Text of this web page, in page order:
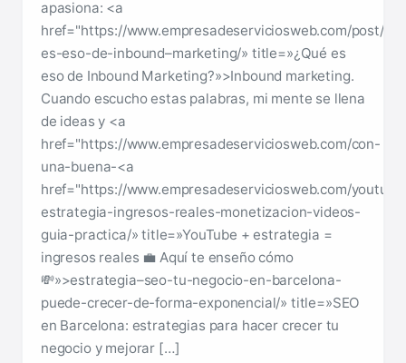
apasiona: <a
href="https://www.empresadeserviciosweb.com/post/
es-eso-de-inbound–marketing/» title=»¿Qué es
eso de Inbound Marketing?»>Inbound marketing.
Cuando escucho estas palabras, mi mente se llena
de ideas y <a
href="https://www.empresadeserviciosweb.com/con-
una-buena-<a
href="https://www.empresadeserviciosweb.com/
estrategia-ingresos-reales-monetizacion-videos-
guia-practica/» title=»YouTube + estrategia =
ingresos reales 💼 Aquí te enseño cómo
💸»>estrategia–seo-tu-negocio-en-barcelona-
puede-crecer-de-forma-exponencial/» title=»SEO
en Barcelona: estrategias para hacer crecer tu
negocio y mejorar […]